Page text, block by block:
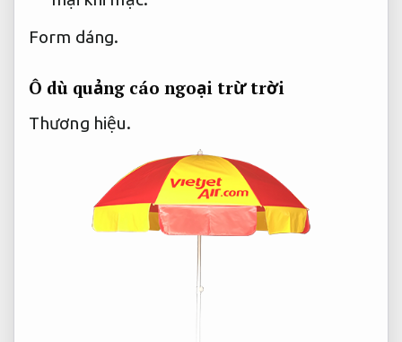
Form dáng.
Ô dù quảng cáo ngoại trừ trời
Thương hiệu.